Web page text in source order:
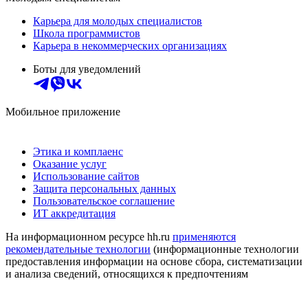
Карьера для молодых специалистов
Школа программистов
Карьера в некоммерческих организациях
Боты для уведомлений
Мобильное приложение
Этика и комплаенс
Оказание услуг
Использование сайтов
Защита персональных данных
Пользовательское соглашение
ИТ аккредитация
На информационном ресурсе hh.ru применяются
рекомендательные технологии (информационные технологии
предоставления информации на основе сбора, систематизации
и анализа сведений, относящихся к предпочтениям